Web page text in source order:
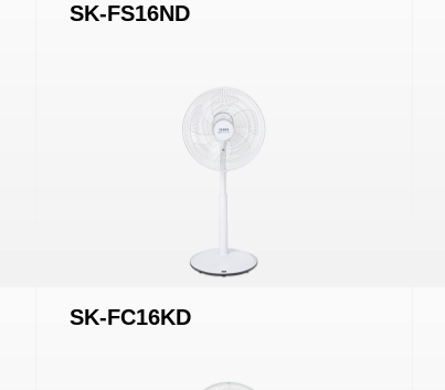
SK-FS16ND
SK-FC16KD